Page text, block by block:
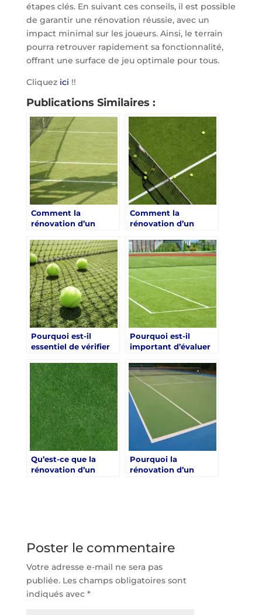
étapes clés. En suivant ces conseils, il est possible
de garantir une rénovation réussie, avec un
impact minimal sur les joueurs. Ainsi, le terrain
pourra retrouver rapidement sa fonctionnalité,
offrant une surface de jeu optimale pour tous.
Cliquez ici !!
Publications Similaires :
Comment la
rénovation d’un
gazon synthétique à
Lyon peut-elle
affecter le
microclimat local ?
Comment la
rénovation d’un
gazon synthétique à
Lyon peut-elle
influencer la gestion
des eaux pluviales ?
Pourquoi est-il
essentiel de vérifier
biodiversité locale
lors de la rénovation
d’un terrain de tennis
en gazon synthétique
à Lyon ?
Pourquoi est-il
important d’évaluer
matériaux avant de
commencer la
rénovation d’un
terrain de tennis en
gazon synthétique à
Lyon ?
Qu’est-ce que la
rénovation d’un
Pourquoi la
rénovation d’un
Poster le commentaire
Votre adresse e-mail ne sera pas
publiée. Les champs obligatoires sont
indiqués avec *